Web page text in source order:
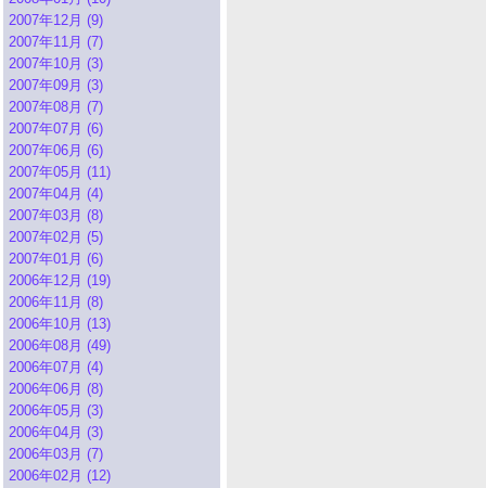
2007年12月 (9)
2007年11月 (7)
2007年10月 (3)
2007年09月 (3)
2007年08月 (7)
2007年07月 (6)
2007年06月 (6)
2007年05月 (11)
2007年04月 (4)
2007年03月 (8)
2007年02月 (5)
2007年01月 (6)
2006年12月 (19)
2006年11月 (8)
2006年10月 (13)
2006年08月 (49)
2006年07月 (4)
2006年06月 (8)
2006年05月 (3)
2006年04月 (3)
2006年03月 (7)
2006年02月 (12)